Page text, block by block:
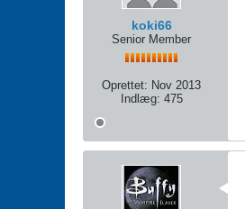
koki66
Senior Member
Oprettet: Nov 2013
Indlæg: 475